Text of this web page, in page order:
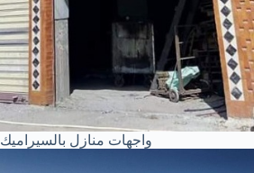
واجهات منازل بالسيراميك